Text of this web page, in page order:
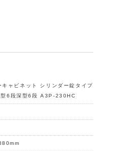
ャビネット シリンダー錠タイプ
6段深型6段 A3P-230HC